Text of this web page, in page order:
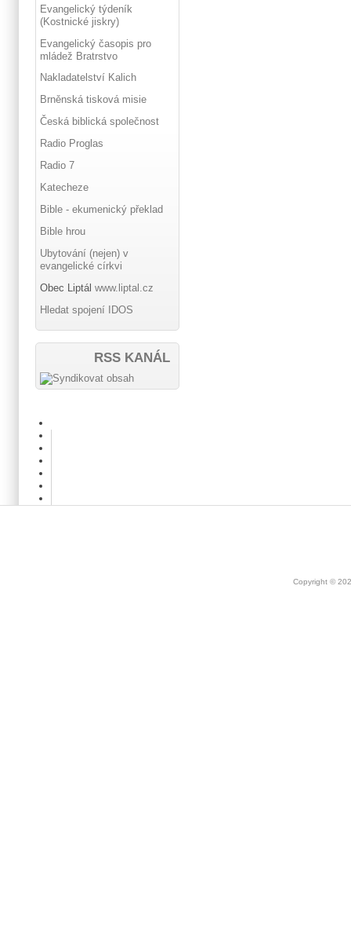
Evangelický týdeník
(Kostnické jiskry)
Evangelický časopis pro
mládež Bratrstvo
Nakladatelství Kalich
Brněnská tisková misie
Česká biblická společnost
Radio Proglas
Radio 7
Katecheze
Bible - ekumenický překlad
Bible hrou
Ubytování (nejen) v
evangelické církvi
Obec Liptál www.liptal.cz
Hledat spojení IDOS
RSS KANÁL
Copyright ©